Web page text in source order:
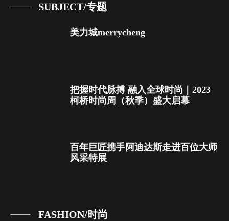
SUBJECT/专题
美力城merrycheng
把握时代脉搏 融入全球时尚｜2023
柯桥时尚周（秋季）盛大启幕
百年巨匠携手阿迪达斯走进百位大师
风采特展
FASHION/时尚